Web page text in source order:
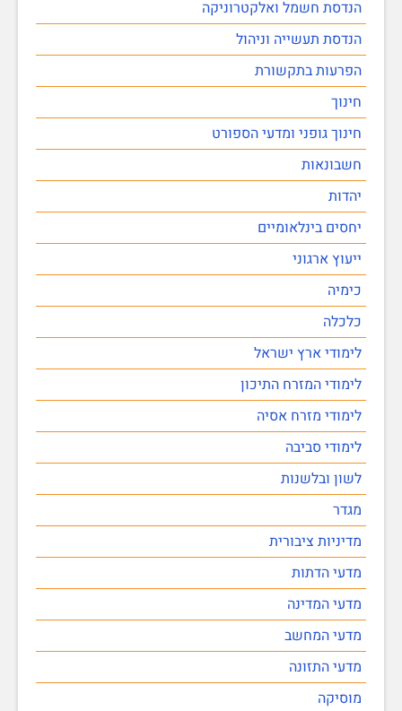
הנדסת חשמל ואלקטרוניקה
הנדסת תעשייה וניהול
הפרעות בתקשורת
חינוך
חינוך גופני ומדעי הספורט
חשבונאות
יהדות
יחסים בינלאומיים
ייעוץ ארגוני
כימיה
כלכלה
לימודי ארץ ישראל
לימודי המזרח התיכון
לימודי מזרח אסיה
לימודי סביבה
לשון ובלשנות
מגדר
מדיניות ציבורית
מדעי הדתות
מדעי המדינה
מדעי המחשב
מדעי התזונה
מוסיקה